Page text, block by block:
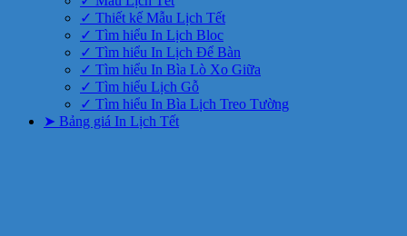
✓ Thiết kế Mẫu Lịch Tết
✓ Tìm hiểu In Lịch Bloc
✓ Tìm hiểu In Lịch Để Bàn
✓ Tìm hiểu In Bìa Lò Xo Giữa
✓ Tìm hiểu Lịch Gỗ
✓ Tìm hiểu In Bìa Lịch Treo Tường
➤ Bảng giá In Lịch Tết